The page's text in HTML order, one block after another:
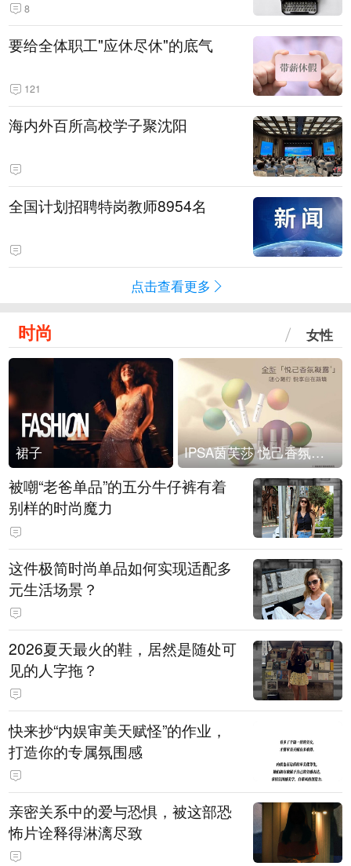
8
要给全体职工"应休尽休"的底气
121
海内外百所高校学子聚沈阳
全国计划招聘特岗教师8954名
点击查看更多
时尚 女性
裙子 IPSA茵芙莎 悦己香氛凝露上市
被嘲“老爸单品”的五分牛仔裤有着
别样的时尚魔力
这件极简时尚单品如何实现适配多
元生活场景？
2026夏天最火的鞋，居然是随处可
见的人字拖？
快来抄“内娱审美天赋怪”的作业，
打造你的专属氛围感
亲密关系中的爱与恐惧，被这部恐
怖片诠释得淋漓尽致